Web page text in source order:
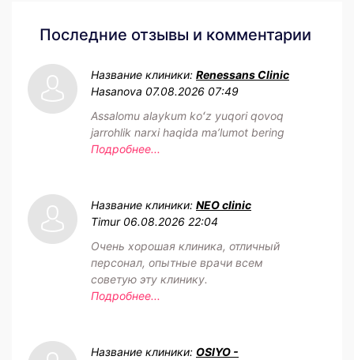
Последние отзывы и комментарии
Название клиники: Renessans Clinic
Hasanova 07.08.2026 07:49
Assalomu alaykum koʻz yuqori qovoq
jarrohlik narxi haqida maʼlumot bering
Подробнее...
Название клиники: NEO clinic
Timur 06.08.2026 22:04
Очень хорошая клиника, отличный
персонал, опытные врачи всем
советую эту клинику.
Подробнее...
Название клиники: OSIYO -